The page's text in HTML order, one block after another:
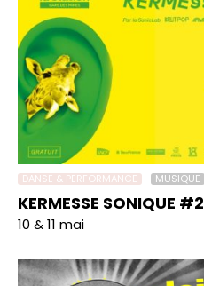
DANSE & PERFORMANCE MUSIQUE
KERMESSE SONIQUE #2
10 & 11 mai